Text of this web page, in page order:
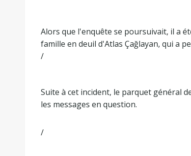
Alors que l'enquête se poursuivait, il a
famille en deuil d'Atlas Çağlayan, qui a
/
Suite à cet incident, le parquet général
les messages en question.
/